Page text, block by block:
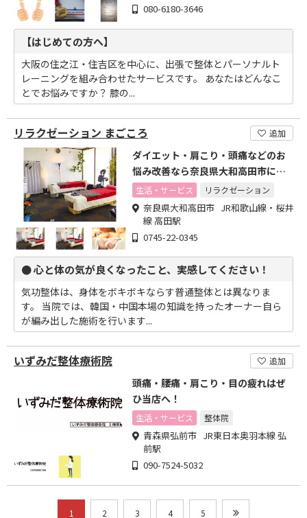
080-6180-3646
【はじめての方へ】
大阪の住之江・住吉区を中心に、出張で整体とパーソナルト
レーニングを組み合わせたサービスです。 あなたはどんなこ
とでお悩みですか？ 膝の...
リラクゼーション まごころ 追加
ダイエット・肩こり・頭痛などのお
悩み改善なら奈良県大和高田市にあ
る気功整体院
生活・サービス リラクゼーション
奈良県大和高田市 JR和歌山線・桜井
線 高田駅
0745-22-0345
● 心と体の気が良くなったこと、実感してください！
気功整体は、身体をボキボキならす普通整体とは異なりま
す。 当院では、韓国・中国本場の知識を持ったオーナー自ら
が編み出した施術を行います...
いずみだ整体療術院 追加
頭痛・腰痛・肩こり・目の疲れはぜ
ひ当店へ！
生活・サービス 整体院
青森県弘前市 JR東日本奥羽本線 弘
前駅
090-7524-5032
1 2 3 4 5